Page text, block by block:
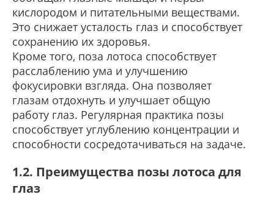
кислородом и питательными веществами.
Это снижает усталость глаз и способствует
сохранению их здоровья.
Кроме того, поза лотоса способствует
расслаблению ума и улучшению
фокусировки взгляда. Она позволяет
глазам отдохнуть и улучшает общую
работу глаз. Регулярная практика позы
способствует углублению концентрации и
способности сосредотачиваться на задаче.
1.2. Преимущества позы лотоса для
глаз